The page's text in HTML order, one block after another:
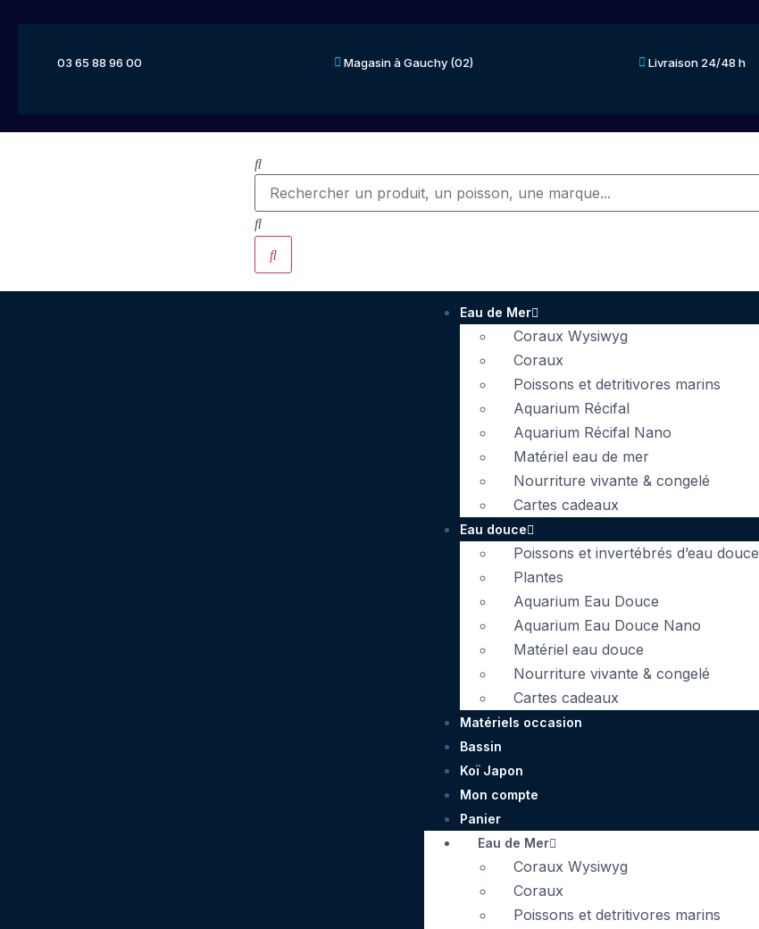
03 65 88 96 00 Magasin à Gauchy (02) Livraison 24/48 h
Eau de Mer
Coraux Wysiwyg
Coraux
Poissons et detritivores marins
Aquarium Récifal
Aquarium Récifal Nano
Matériel eau de mer
Nourriture vivante & congelé
Cartes cadeaux
Eau douce
Poissons et invertébrés d’eau douce
Plantes
Aquarium Eau Douce
Aquarium Eau Douce Nano
Matériel eau douce
Nourriture vivante & congelé
Cartes cadeaux
Matériels occasion
Bassin
Koï Japon
Mon compte
Panier
Eau de Mer
Coraux Wysiwyg
Coraux
Poissons et detritivores marins